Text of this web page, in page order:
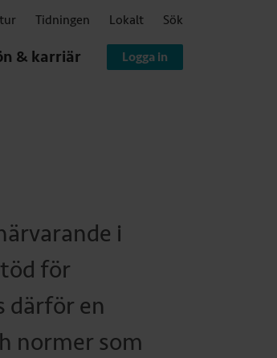
Tidningen Lokalt Sök
& karriär Logga in
i
för
därför en
normer som